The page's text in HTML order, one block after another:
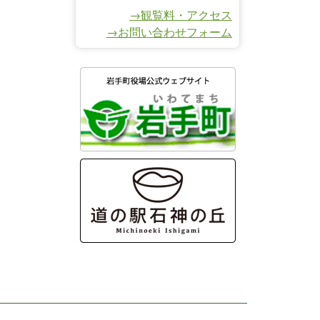
→観覧料・アクセス
→お問い合わせフォーム